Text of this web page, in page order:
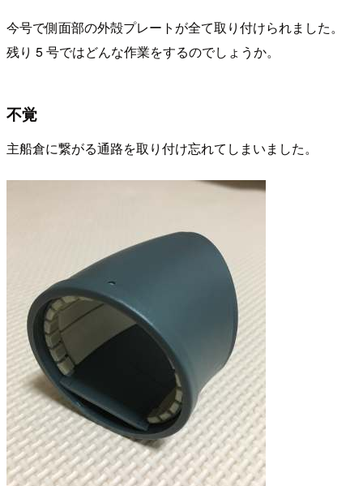
今号で側面部の外殻プレートが全て取り付けられました。
残り 5 号ではどんな作業をするのでしょうか。
不覚
主船倉に繋がる通路を取り付け忘れてしまいました。